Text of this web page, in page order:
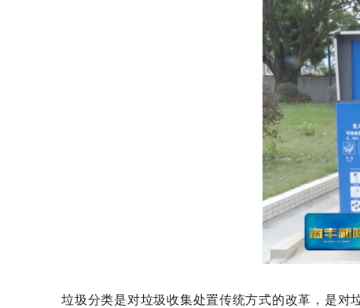
垃圾分类是对垃圾收集处置传统方式的改革，是对